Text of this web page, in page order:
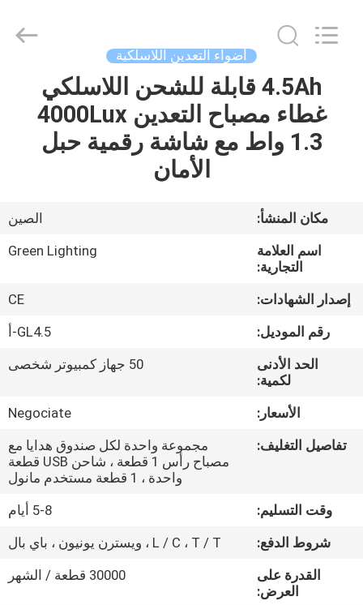
الصفحة
الرئيسية
معلومات
جولة
المعمل
مراقبة
الجودة
اطلب
اقتباس
GREEN
Developed
أضواء التعدين اللاسلكية
4.5Ah قابلة للشحن اللاسلكي
غطاء مصباح التعدين 4000Lux
1.3 واط مع شاشة رقمية حبل
الأمان
مكان المنشأ:
الصين
اسم العلامة
التجارية:
Green Lighting
إصدار الشهادات:
CE
رقم الموديل:
GL4.5-أ
الحد الأدنى
لكمية:
50 جهاز كمبيوتر شخصى
الأسعار:
Negociate
تفاصيل التغليف:
مجموعة واحدة لكل صندوق هدايا مع
مصباح رأس 1 قطعة ، شاحن USB قطعة
واحدة ، 1 قطعة مستخدم مانول
وقت التسليم:
5-8 أيام
شروط الدفع:
L / C ، T / T ، ويسترن يونيون ، باي بال
القدرة على
العرض:
30000 قطعة / الشهر